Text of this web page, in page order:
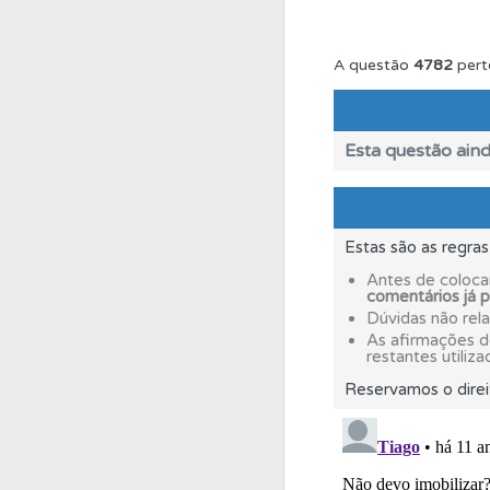
O teste
Testes Veja o nível
Perfil Tem um
Saiba no
Questões
A questão 4782
Esta questão
Estas são as
Antes de
comentários já
Dúvidas não
As afirmações
restantes
Reservamos o